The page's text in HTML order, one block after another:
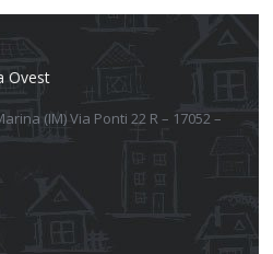
Ovest
(IM) Via Ponti 22 R – 17052 –